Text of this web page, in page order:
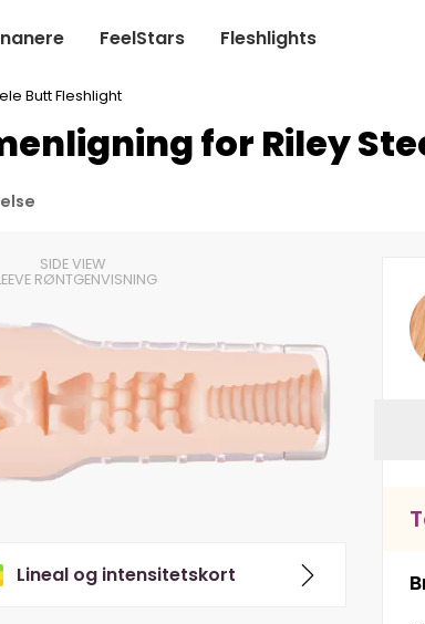
FeelStars Fleshlights
Butt Fleshlight
for Riley
SIDE VIEW
RØNTGENVISNING
Lineal og intensitetskort
T